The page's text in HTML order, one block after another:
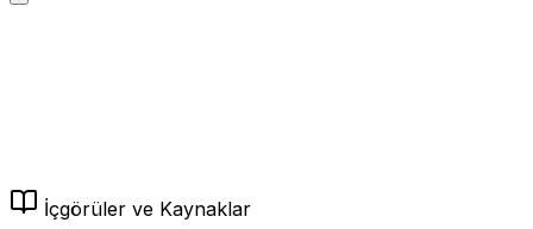
İçgörüler ve Kaynaklar